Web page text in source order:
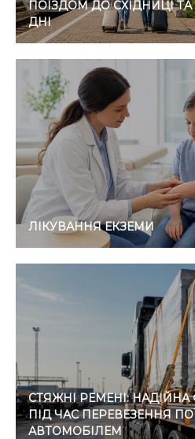
ПОЇЗДОМ ДО СХІДНИЦІ
ДНІ
ЛІКУВАННЯ ЕКЗЕМИ
СТЯЖНІ РЕМЕНІ: НАДІЙНА
ПІД ЧАС ПЕРЕВЕЗЕННЯ
АВТОМОБІЛЕМ